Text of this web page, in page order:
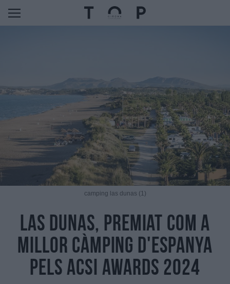
camping las dunas (1)
Las Dunas, premiat com a
millor càmping d'Espanya
pels ACSI Awards 2024